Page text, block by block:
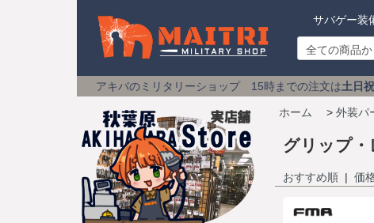
サバゲー装
ミリタリーショップ 15時までの注文は土日祝も即日発送送料590円
ホーム > 外装パ
グリップ
おすすめ順 | 価